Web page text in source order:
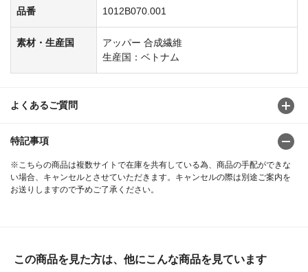
品番 1012B070.001
素材・生産国
アッパー 合成繊維
生産国：ベトナム
よくあるご質問
特記事項
※こちらの商品は複数サイトで在庫を共有している為、商品の手配ができな
い場合、キャンセルとさせていただきます。キャンセルの際は別途ご案内を
お送りしますので予めご了承ください。
この商品を見た方は、他にこんな商品を見ています